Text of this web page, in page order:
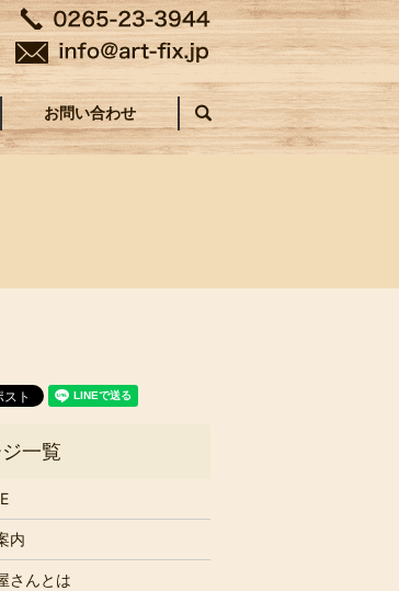
お問い合わせ search
内
さんとは